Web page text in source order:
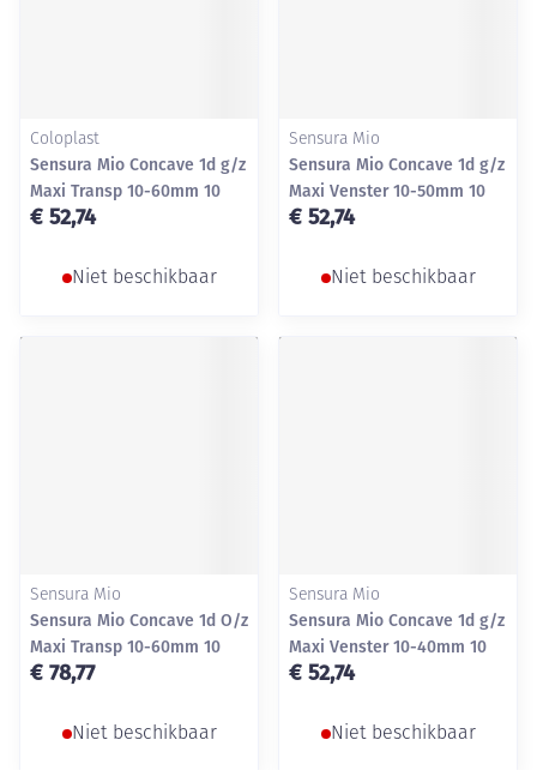
Coloplast
Sensura Mio Concave 1d g/z
Maxi Transp 10-60mm 10
€ 52,74
Niet beschikbaar
Sensura Mio
Sensura Mio Concave 1d g/z
Maxi Venster 10-50mm 10
€ 52,74
Niet beschikbaar
Sensura Mio
Sensura Mio Concave 1d O/z
Maxi Transp 10-60mm 10
€ 78,77
Niet beschikbaar
Sensura Mio
Sensura Mio Concave 1d g/z
Maxi Venster 10-40mm 10
€ 52,74
Niet beschikbaar